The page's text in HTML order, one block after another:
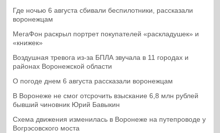
Где ночью 6 августа сбивали беспилотники, рассказали
воронежцам
МегаФон раскрыл портрет покупателей «раскладушек» и
«книжек»
Воздушная тревога из-за БПЛА звучала в 11 городах и
районах Воронежской области
О погоде днем 6 августа рассказали воронежцам
В Воронеже не смог отсрочить взыскание 6,8 млн рублей
бывший чиновник Юрий Бавыкин
Схема движения изменилась в Воронеже на путепроводе у
Вогрэсовского моста